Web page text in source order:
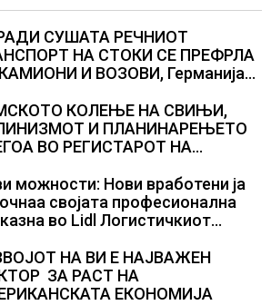
СУШАТА РЕЧНИОТ
НА СТОКИ СЕ ПРЕФРЛА
И ВОЗОВИ, Германија
да возат и во недела
КОЛЕЊЕ НА СВИЊИ,
И ПЛАНИНАРЕЊЕТО
ВО РЕГИСТАРОТ НА
можности: Нови вработени ја
својата професионална
во Lidl Логистичкиот
НА ВИ Е НАЈВАЖЕН
ЗА РАСТ НА
ЕКОНОМИЈА